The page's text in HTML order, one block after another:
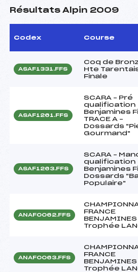
Résultats Alpin 2009
Codex Course
ASAF1331.FFS
Coq de
Hte
Finale
ASAF1261.FFS
SCARA – Pré
qualification
Benjamines
TRACE A –
Dossards
Gourmand"
ASAF1263.FFS
SCARA –
qualification
Benjamines
Dossards
Populaire"
ANAF0062.FFS
FRANCE
BENJAMINES
Trophée
ANAF0063.FFS
FRANCE
BENJAMINES
Trophée